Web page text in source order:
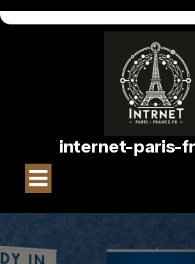
au
internet-paris-
Ouvrir